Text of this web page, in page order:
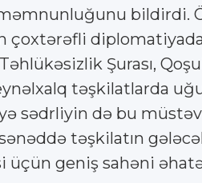
bildirdi.
çoxtərəfli
Şurası,
təşkilatlarda
sədrliyin də bu
təşkilatın
geniş sahəni